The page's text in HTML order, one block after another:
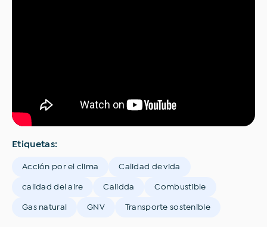
Etiquetas:
Acción por el clima Calidad de vida
calidad del aire Calidda Combustible
Gas natural GNV Transporte sostenible